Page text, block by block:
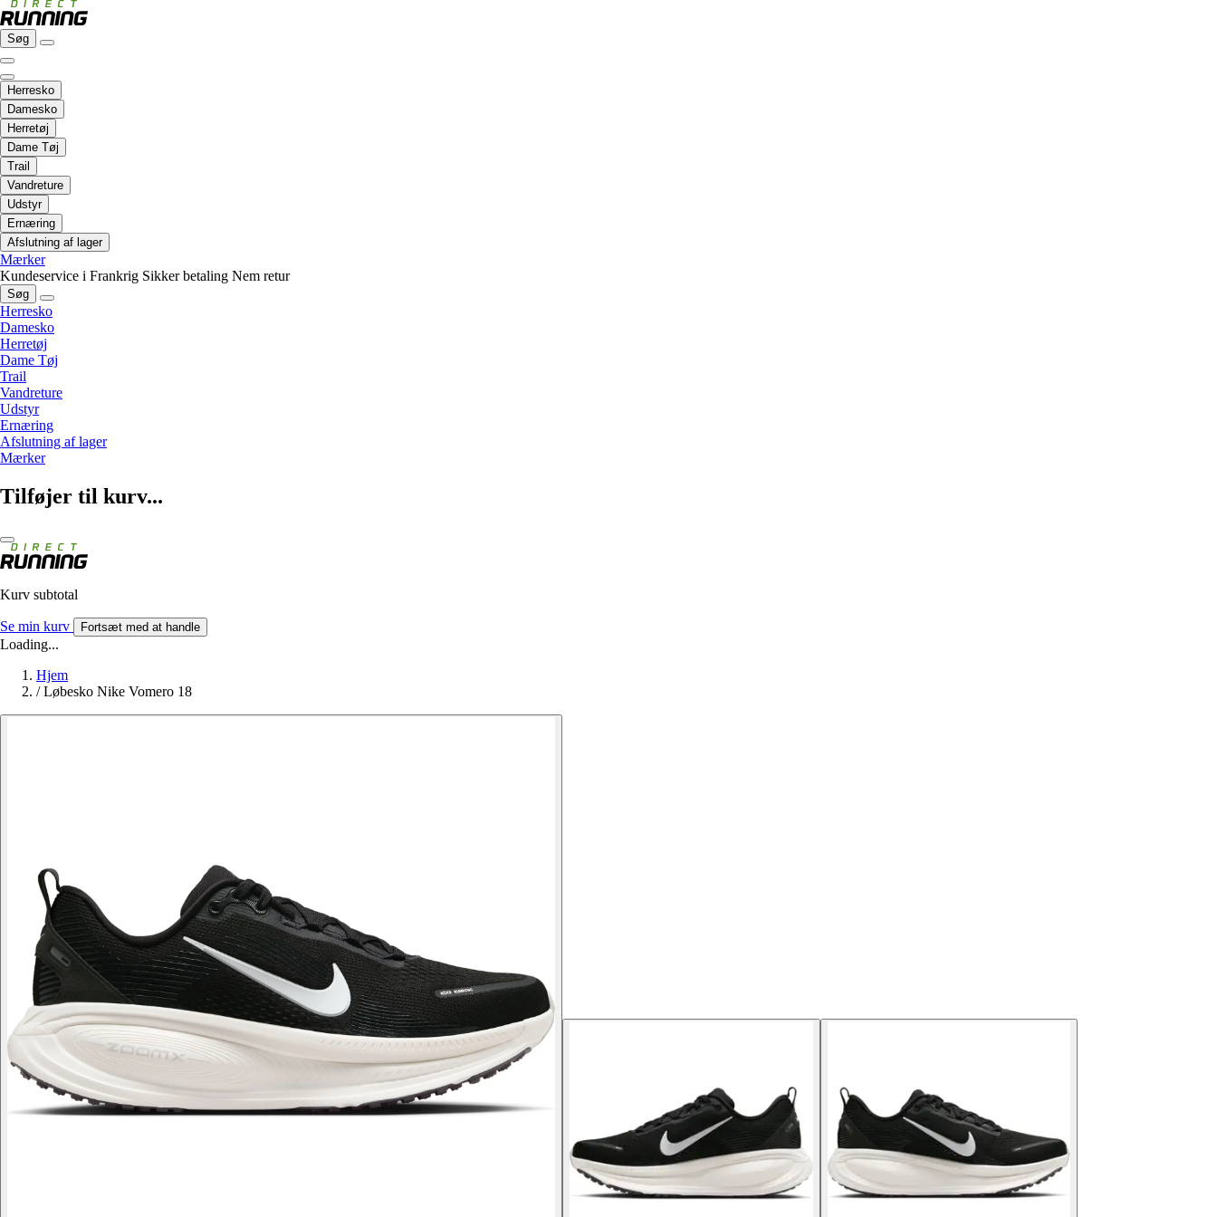
Søg
Herresko
Damesko
Herretøj
Dame Tøj
Trail
Vandreture
Udstyr
Ernæring
Afslutning af lager
Mærker
Kundeservice i Frankrig Sikker betaling Nem retur
Søg
Herresko
Damesko
Herretøj
Dame Tøj
Trail
Vandreture
Udstyr
Ernæring
Afslutning af lager
Mærker
Tilføjer til kurv...
Kurv subtotal
Se min kurv Fortsæt med at handle
Loading...
Hjem
/ Løbesko Nike Vomero 18